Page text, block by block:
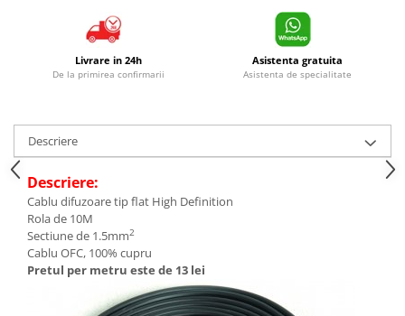
Livrare in 24h
De la primirea confirmarii
Asistenta gratuita
Asistenta de specialitate
Descriere
Descriere:
Cablu difuzoare tip flat High Definition
Rola de 10M
Sectiune de 1.5mm2
Cablu OFC, 100% cupru
Pretul per metru este de 13 lei